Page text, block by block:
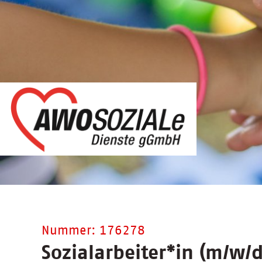
Nummer: 176278
Sozialarbeiter*in (m/w/